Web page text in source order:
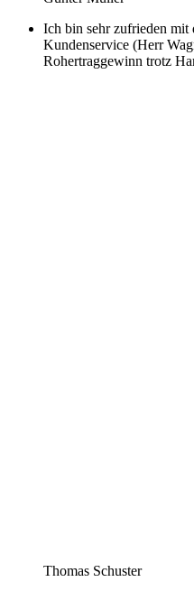
Ich bin sehr zufrieden mit
Kundenservice (Herr
Rohertraggewinn trotz
Thomas Schuster